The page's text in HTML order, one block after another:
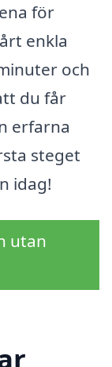
för
enkla
och
du får
erfarna
steget
idag!
utan